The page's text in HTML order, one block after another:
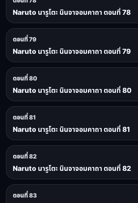
Naruto นารูโตะ นินจาจอมคาถา ตอนที่ 78
ตอนที่ 79
Naruto นารูโตะ นินจาจอมคาถา ตอนที่ 79
ตอนที่ 80
Naruto นารูโตะ นินจาจอมคาถา ตอนที่ 80
ตอนที่ 81
Naruto นารูโตะ นินจาจอมคาถา ตอนที่ 81
ตอนที่ 82
Naruto นารูโตะ นินจาจอมคาถา ตอนที่ 82
ตอนที่ 83